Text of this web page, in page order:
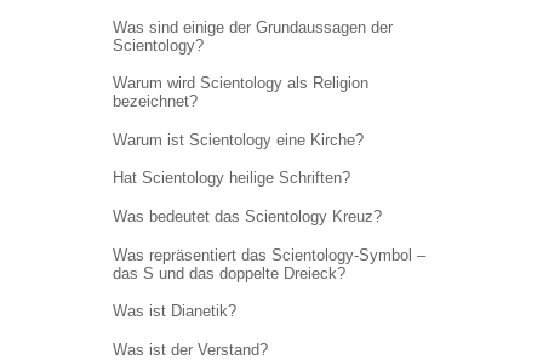
Was sind einige der Grundaussagen der
Scientology?
Warum wird Scientology als Religion
bezeichnet?
Warum ist Scientology eine Kirche?
Hat Scientology heilige Schriften?
Was bedeutet das Scientology Kreuz?
Was repräsentiert das Scientology-Symbol –
das S und das doppelte Dreieck?
Was ist Dianetik?
Was ist der Verstand?